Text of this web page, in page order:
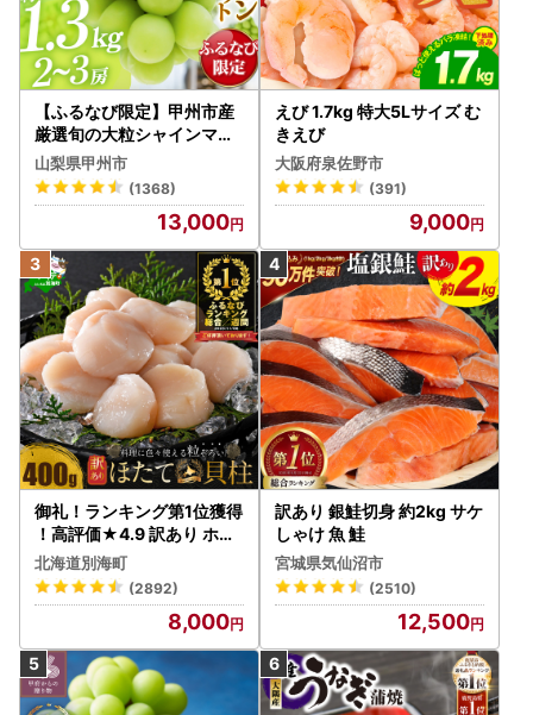
【ふるなび限定】甲州市産
厳選旬の大粒シャインマス
カット 約1.3kg 2～3房【2
026年発送】（MG）B12-
472 FN-Limited-VO シャ
インマスカット フルーツ
山梨県甲州市
(1368)
13,000
えび 1.7kg 特大5Lサイズ む
きえび
大阪府泉佐野市
(391)
9,000
御礼！ランキング第1位獲得
！高評価★4.9 訳あり ホタ
テ 400g（ほたて 帆立 貝柱
冷凍 ）
北海道別海町
(2892)
8,000
訳あり 銀鮭切身 約2kg サケ
しゃけ 魚 鮭
宮城県気仙沼市
(2510)
12,500